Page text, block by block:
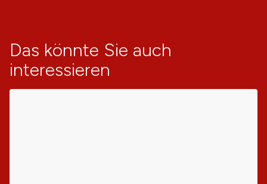
Das könnte Sie auch
interessieren